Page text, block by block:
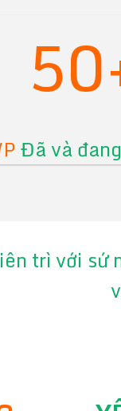
Đã và
trì với